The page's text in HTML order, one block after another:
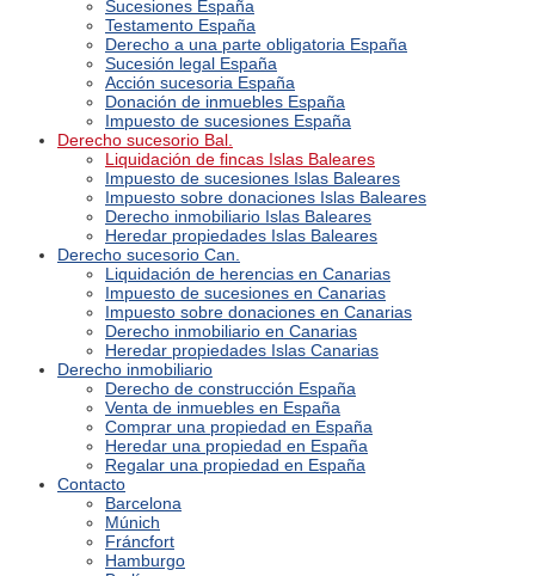
Sucesiones España
Testamento España
Derecho a una parte obligatoria España
Sucesión legal España
Acción sucesoria España
Donación de inmuebles España
Impuesto de sucesiones España
Derecho sucesorio Bal.
Liquidación de fincas Islas Baleares
Impuesto de sucesiones Islas Baleares
Impuesto sobre donaciones Islas Baleares
Derecho inmobiliario Islas Baleares
Heredar propiedades Islas Baleares
Derecho sucesorio Can.
Liquidación de herencias en Canarias
Impuesto de sucesiones en Canarias
Impuesto sobre donaciones en Canarias
Derecho inmobiliario en Canarias
Heredar propiedades Islas Canarias
Derecho inmobiliario
Derecho de construcción España
Venta de inmuebles en España
Comprar una propiedad en España
Heredar una propiedad en España
Regalar una propiedad en España
Contacto
Barcelona
Múnich
Fráncfort
Hamburgo